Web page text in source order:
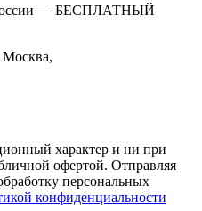
— БЕСПЛАТНЫЙ
Москва,
характер и ни при
офертой. Отправляя
персональных
конфиденциальности